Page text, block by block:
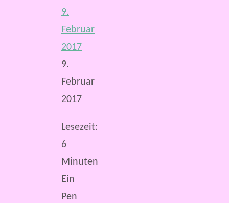
9.
Februar
2017
9.
Februar
2017
Lesezeit:
6
Minuten
Ein
Pen